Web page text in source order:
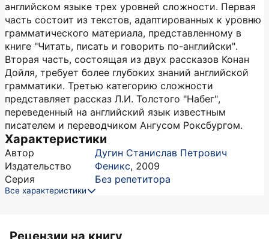
английском языке трех уровней сложности. Первая
часть состоит из текстов, адаптированных к уровню
грамматического материала, представленному в
книге "Читать, писать и говорить по-английски".
Вторая часть, состоящая из двух рассказов Конан
Дойля, требует более глубоких знаний английской
грамматики. Третью категорию сложности
представляет рассказ Л.И. Толстого "Набег",
переведенный на английский язык известным
писателем и переводчиком Ангусом Роксбургом.
Характеристики
Автор
Дугин Станислав Петрович
Издательство
Феникс, 2009
Серия
Без репетитора
Все характеристики
Рецензии на книгу